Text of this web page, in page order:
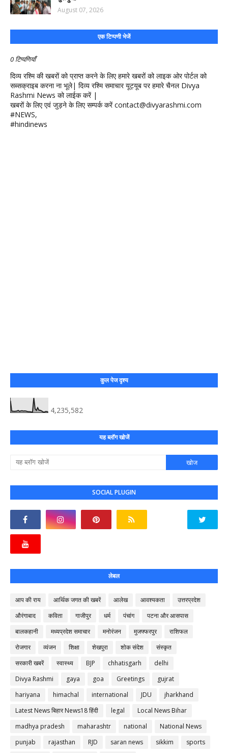
August 07, 2026
एक टिप्पणी भेजें
0 टिप्पणियाँ
दिव्य रश्मि की खबरों को प्राप्त करने के लिए हमारे खबरों को लाइक ओर पोर्टल को
सब्सक्राइब करना ना भूले| दिव्य रश्मि समाचार यूट्यूब पर हमारे चैनल Divya
Rashmi News को लाईक करें |
खबरों के लिए एवं जुड़ने के लिए सम्पर्क करें contact@divyarashmi.com
#NEWS,
#hindinews
कुल पेज दृश्य
4,235,582
यह ब्लॉग खोजें
SOCIAL PLUGIN
लेबल
आप की राय आर्थिक जगत की खबरें आलेख आवश्यकता
उत्तरप्रदेश
औरंगाबाद
कविता गाजीपुर धर्म पंचांग
पटना और आसपास
बालकहानी
मध्यप्रदेश समाचार मनोरंजन मुजफ्फरपुर
राशिफल
रोजगार
व्यंजन शिक्षा शेखपुरा शोक संदेश
संस्कृत
सरकारी खबरें
स्वास्थ्य BJP chhatisgarh
delhi
Divya Rashmi
gaya goa Greetings
gujrat
hariyana
himachal international JDU
jharkhand
Latest News बिहार News18 हिंदी
legal
Local News Bihar
madhya pradesh
maharashtr national
National News
punjab
rajasthan RJD saran news sikkim
sports